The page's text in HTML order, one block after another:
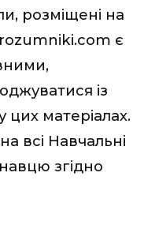
розміщені на
є
із
матеріалах.
всі Навчальні
згідно